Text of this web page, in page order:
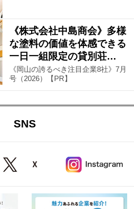
《株式会社中島商会》多様
な塗料の価値を体感できる
一日一組限定の貸別荘…
《岡山の誇るべき注目企業8社》7月
号（2026）【PR】
SNS